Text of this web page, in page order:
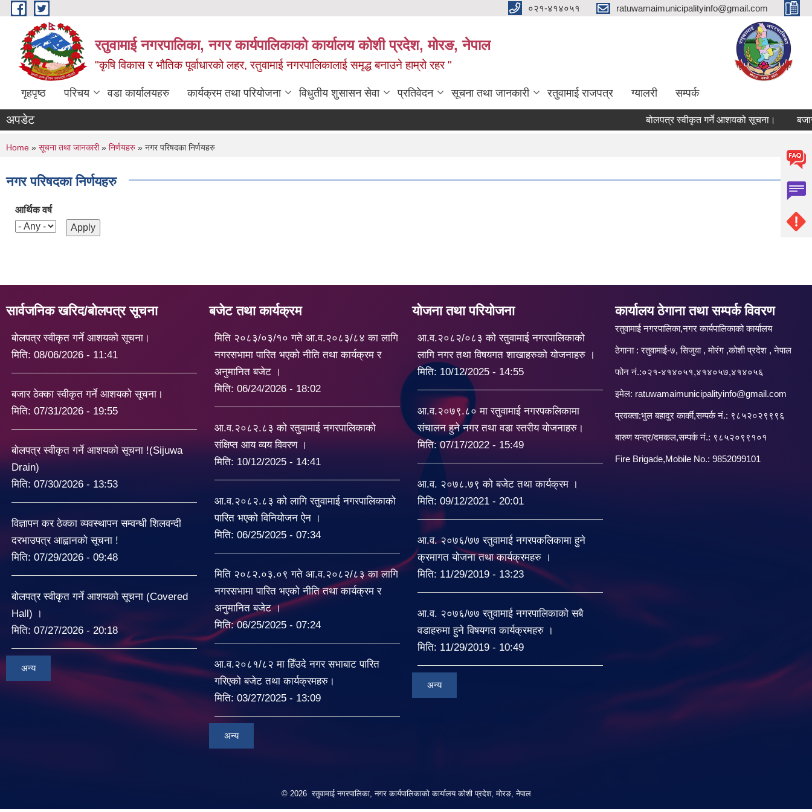
Skip to main content ०२१-४१४०५१ ratuwamaimunicipalityinfo@gmail.com
रतुवामाई नगरपालिका, नगर कार्यपालिकाको कार्यालय कोशी प्रदेश, मोरङ, नेपाल
"कृषि विकास र भौतिक पूर्वाधारको लहर, रतुवामाई नगरपालिकालाई समृद्ध बनाउने हाम्रो रहर "
गृहपृष्ठ परिचय वडा कार्यालयहरु कार्यक्रम तथा परियोजना विधुतीय शुसासन सेवा प्रतिवेदन सूचना तथा जानकारी रतुवामाई राजपत्र ग्यालरी सम्पर्क
अपडेट बोलपत्र स्वीकृत गर्ने आशयको सूचना। बजार
You are here
Home » सूचना तथा जानकारी» निर्णयहरु » नगर परिषदका निर्णयहरु
नगर परिषदका निर्णयहरु
आर्थिक वर्ष
सार्वजनिक खरिद/बोलपत्र सूचना
बोलपत्र स्वीकृत गर्ने आशयको सूचना।
मिति: 08/06/2026 - 11:41
बजार ठेक्का स्वीकृत गर्ने आशयको सूचना।
मिति: 07/31/2026 - 19:55
बोलपत्र स्वीकृत गर्ने आशयको सूचना !(Sijuwa
Drain)
मिति: 07/30/2026 - 13:53
विज्ञापन कर ठेक्का व्यवस्थापन सम्वन्धी शिलवन्दी
दरभाउपत्र आह्वानको सूचना !
मिति: 07/29/2026 - 09:48
बोलपत्र स्वीकृत गर्ने आशयको सूचना (Covered
Hall) ।
मिति: 07/27/2026 - 20:18
अन्य
बजेट तथा कार्यक्रम
मिति २०८३/०३/१० गते आ.व.२०८३/८४ का लागि
नगरसभामा पारित भएको नीति तथा कार्यक्रम र
अनुमानित बजेट ।
मिति: 06/24/2026 - 18:02
आ.व.२०८२.८३ को रतुवामाई नगरपालिकाको
संक्षिप्त आय व्यय विवरण ।
मिति: 10/12/2025 - 14:41
आ.व.२०८२.८३ को लागि रतुवामाई नगरपालिकाको
पारित भएको विनियोजन ऐन ।
मिति: 06/25/2025 - 07:34
मिति २०८२.०३.०९ गते आ.व.२०८२/८३ का लागि
नगरसभामा पारित भएको नीति तथा कार्यक्रम र
अनुमानित बजेट ।
मिति:06/25/2025 - 07:24
आ.व.२०८१/८२ मा हिँउदे नगर सभाबाट पारित
गरिएको बजेट तथा कार्यक्रमहरु।
मिति: 03/27/2025 - 13:09
अन्य
योजना तथा परियोजना
आ.व.२०८२/०८३ को रतुवामाई नगरपालिकाको
लागि नगर तथा विषयगत शाखाहरुको योजनाहरु ।
मिति: 10/12/2025 - 14:55
आ.व.२०७९.८० मा रतुवामाई नगरपकलिकामा
संचालन हुने नगर तथा वडा स्तरीय योजनाहरु।
मिति:07/17/2022 - 15:49
आ.व. २०७८.७९ को बजेट तथा कार्यक्रम ।
मिति: 09/12/2021 - 20:01
आ.व. २०७६/७७ रतुवामाई नगरपकलिकामा हुने
क्रमागत योजना तथा कार्यक्रमहरु ।
मिति: 11/29/2019 - 13:23
आ.व. २०७६/७७ रतुवामाई नगरपालिकाको सबै
वडाहरुमा हुने विषयगत कार्यक्रमहरु ।
मिति: 11/29/2019 - 10:49
अन्य
कार्यालय ठेगाना तथा सम्पर्क विवरण
रतुवामाई नगरपालिका,नगर कार्यपालिकाको कार्यालय
ठेगाना : रतुवामाई-७, सिजुवा , मोरंग ,कोशी प्रदेश , नेपाल
फोन नं.:०२१-४१४०५१,४१४०५७,४१४०५६
इमेल: ratuwamaimunicipalityinfo@gmail.com
प्रवक्ता:भुल बहादुर कार्की,सम्पर्क नं.: ९८५२०२९९९६
बारु‌ण यन्त्र/दमकल,सम्पर्क नं.: ९८५२०९९१०१
Fire Brigade,Mobile No.: 9852099101
© 2026 रतुवामाई नगरपालिका, नगर कार्यपालिकाको कार्यालय कोशी प्रदेश, मोरङ, नेपाल